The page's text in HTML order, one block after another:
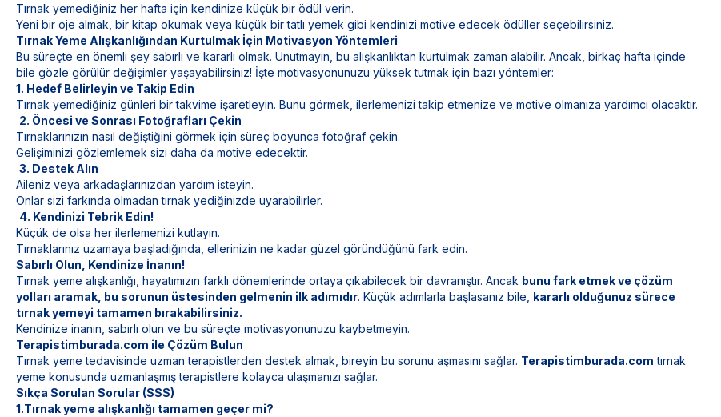
Tırnak yemediğiniz her hafta için kendinize küçük bir ödül verin.
Yeni bir oje almak, bir kitap okumak veya küçük bir tatlı yemek gibi kendinizi motive edecek ödüller seçebilirsiniz.
Tırnak Yeme Alışkanlığından Kurtulmak İçin Motivasyon Yöntemleri
Bu süreçte en önemli şey sabırlı ve kararlı olmak. Unutmayın, bu alışkanlıktan kurtulmak zaman alabilir. Ancak, birkaç hafta içinde
bile gözle görülür değişimler yaşayabilirsiniz! İşte motivasyonunuzu yüksek tutmak için bazı yöntemler:
1. Hedef Belirleyin ve Takip Edin
Tırnak yemediğiniz günleri bir takvime işaretleyin. Bunu görmek, ilerlemenizi takip etmenize ve motive olmanıza yardımcı olacaktır.
2. Öncesi ve Sonrası Fotoğrafları Çekin
Tırnaklarınızın nasıl değiştiğini görmek için süreç boyunca fotoğraf çekin.
Gelişiminizi gözlemlemek sizi daha da motive edecektir.
3. Destek Alın
Aileniz veya arkadaşlarınızdan yardım isteyin.
Onlar sizi farkında olmadan tırnak yediğinizde uyarabilirler.
4. Kendinizi Tebrik Edin!
Küçük de olsa her ilerlemenizi kutlayın.
Tırnaklarınız uzamaya başladığında, ellerinizin ne kadar güzel göründüğünü fark edin.
Sabırlı Olun, Kendinize İnanın!
Tırnak yeme alışkanlığı, hayatımızın farklı dönemlerinde ortaya çıkabilecek bir davranıştır. Ancak bunu fark etmek ve çözüm
yolları aramak, bu sorunun üstesinden gelmenin ilk adımıdır. Küçük adımlarla başlasanız bile, kararlı olduğunuz sürece
tırnak yemeyi tamamen bırakabilirsiniz.
Kendinize inanın, sabırlı olun ve bu süreçte motivasyonunuzu kaybetmeyin.
Terapistimburada.com ile Çözüm Bulun
Tırnak yeme tedavisinde uzman terapistlerden destek almak, bireyin bu sorunu aşmasını sağlar. Terapistimburada.com tırnak
yeme konusunda uzmanlaşmış terapistlere kolayca ulaşmanızı sağlar.
Sıkça Sorulan Sorular (SSS)
1.Tırnak yeme alışkanlığı tamamen geçer mi?